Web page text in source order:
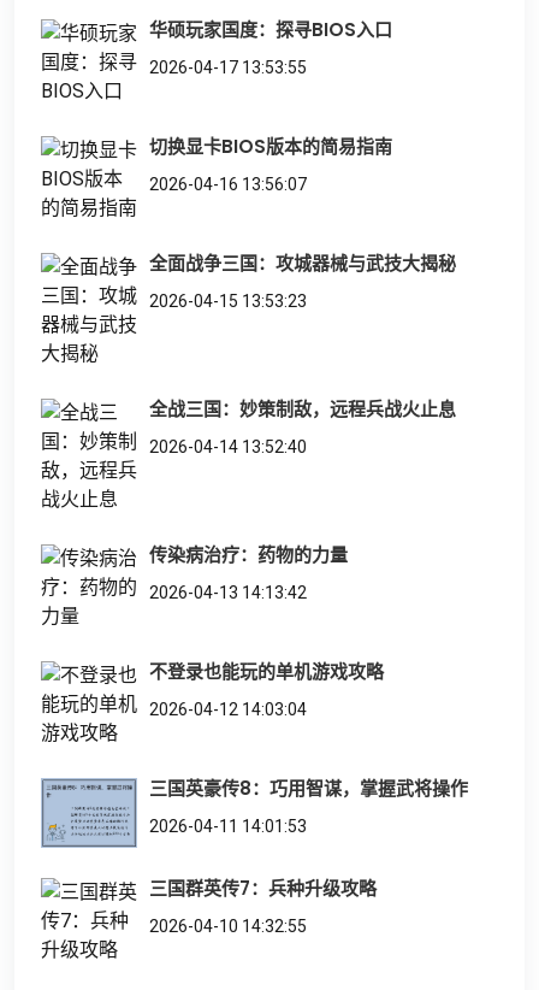
华硕玩家国度：探寻BIOS入口
2026-04-17 13:53:55
切换显卡BIOS版本的简易指南
2026-04-16 13:56:07
全面战争三国：攻城器械与武技大揭秘
2026-04-15 13:53:23
全战三国：妙策制敌，远程兵战火止息
2026-04-14 13:52:40
传染病治疗：药物的力量
2026-04-13 14:13:42
不登录也能玩的单机游戏攻略
2026-04-12 14:03:04
三国英豪传8：巧用智谋，掌握武将操作
2026-04-11 14:01:53
三国群英传7：兵种升级攻略
2026-04-10 14:32:55